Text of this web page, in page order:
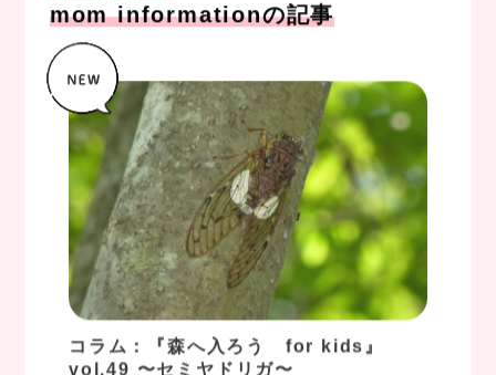
mom informationの記事
コラム：『森へ入ろう for kids』
vol.49 〜セミヤドリガ〜